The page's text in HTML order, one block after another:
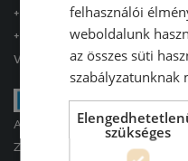
+36 20 966 3426
+36 30 261 0308
A kényelmes és biztonságos
Zrt. biztosítja.
felhasználói
weboldalunk
az összes süti
szabályzatunknak
szükséges